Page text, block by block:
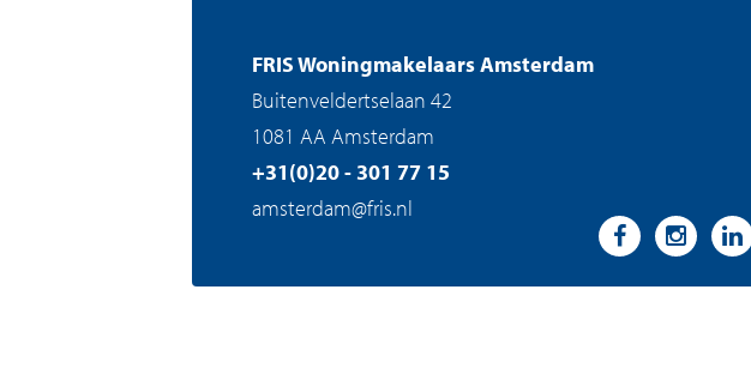
FRIS Woningmakelaars Amsterdam
Buitenveldertselaan 42
1081 AA Amsterdam
+31(0)20 - 301 77 15
amsterdam@fris.nl